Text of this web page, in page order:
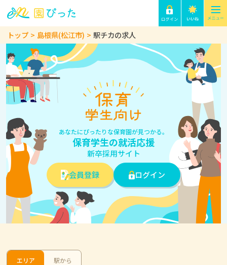
トップ 島根県(松江市) 駅チカの求人
あなたにぴったりな保育園が見つかる。
保育学生の就活応援
新卒採用サイト
会員登録
ログイン
エリア 駅から